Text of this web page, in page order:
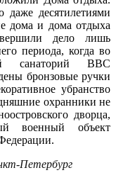
даже десятилетиями
дома и дома отдыха
дело лишь
периода, когда во
санаторий ВВС
бронзовые ручки
убранство
охранники не
дворца,
военный объект
Петербург